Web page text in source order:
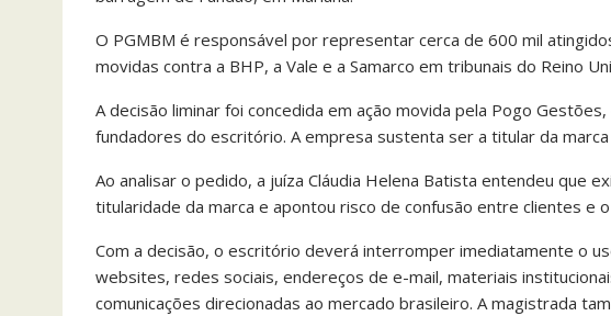
O PGMBM é responsável por representar cerca de 600 mil
movidas contra a BHP, a Vale e a Samarco em tribunais do Reino
A decisão liminar foi concedida em ação movida pela Pogo
fundadores do escritório. A empresa sustenta ser a titular da marca
Ao analisar o pedido, a juíza Cláudia Helena Batista entendeu que
titularidade da marca e apontou risco de confusão entre clientes e
Com a decisão, o escritório deverá interromper imediatamente o
websites, redes sociais, endereços de e-mail, materiais
comunicações direcionadas ao mercado brasileiro. A magistrada